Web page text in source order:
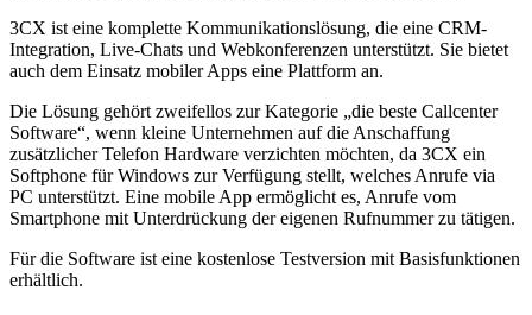
3CX ist eine komplette Kommunikationslösung, die eine CRM-
Integration, Live-Chats und Webkonferenzen unterstützt. Sie bietet
auch dem Einsatz mobiler Apps eine Plattform an.
Die Lösung gehört zweifellos zur Kategorie „die beste Callcenter
Software“, wenn kleine Unternehmen auf die Anschaffung
zusätzlicher Telefon Hardware verzichten möchten, da 3CX ein
Softphone für Windows zur Verfügung stellt, welches Anrufe via
PC unterstützt. Eine mobile App ermöglicht es, Anrufe vom
Smartphone mit Unterdrückung der eigenen Rufnummer zu tätigen.
Für die Software ist eine kostenlose Testversion mit Basisfunktionen
erhältlich.